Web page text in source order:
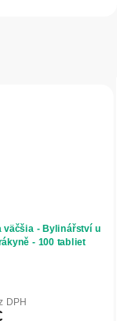
väčšia - Bylinářství u
- 100 tabliet
DPH